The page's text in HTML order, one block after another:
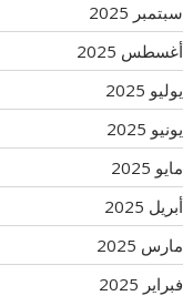
سبتمبر 2025
أغسطس 2025
يوليو 2025
يونيو 2025
مايو 2025
أبريل 2025
مارس 2025
فبراير 2025